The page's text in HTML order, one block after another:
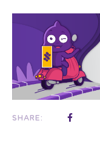
SHARE: